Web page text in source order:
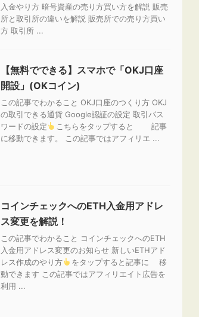
入金やり方 暗号資産の売り方買い方を解説 販売
所と取引所の違いを解説 販売所での売り方買い
方 取引所 ...
【無料でできる】スマホで「OKJ口座
開設」(OKコイン)
この記事でわかること OKJ口座のつくり方 OKJ
の取引できる通貨 Google認証の設定 取引パス
ワードの設定
こちらをタップすると 記事
に移動できます。 この記事ではアフィリエ ...
コインチェックへのETH入金用アドレ
ス変更を解説！
この記事でわかること コインチェックへのETH
入金用アドレス変更のお知らせ 新しいETHアド
レス作成のやり方
をタップすると記事に 移
動できます この記事ではアフィリエイト広告を
利用 ...